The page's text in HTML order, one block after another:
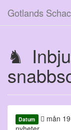
Gotlands
Datum mån